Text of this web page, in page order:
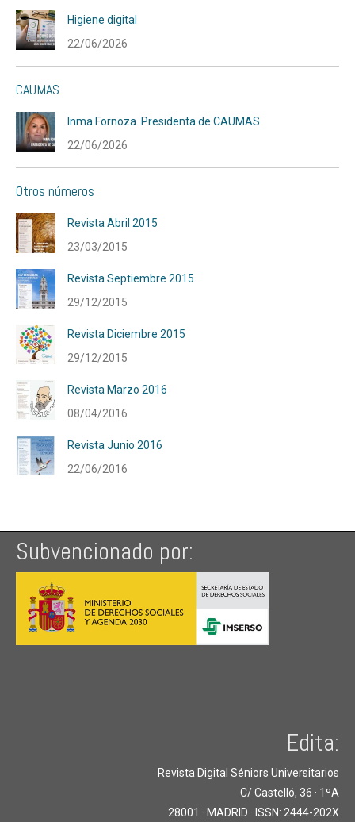
Higiene digital
22/06/2026
CAUMAS
Inma Fornoza. Presidenta de CAUMAS
22/06/2026
Otros números
Revista Abril 2015
23/03/2015
Revista Septiembre 2015
29/12/2015
Revista Diciembre 2015
29/12/2015
Revista Marzo 2016
08/04/2016
Revista Junio 2016
22/06/2016
Subvencionado por:
Edita:
Revista Digital Séniors Universitarios
C/ Castelló, 36 · 1ºA
28001 · MADRID · ISSN: 2444-202X